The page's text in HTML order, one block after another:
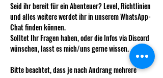
Seid ihr bereit für ein Abenteuer? Level, Richtlinien
und alles weitere werdet ihr in unserem WhatsApp-
Chat finden können.
Solltet Ihr Fragen haben, oder die Infos via Discord
wünschen, lasst es mich/uns gerne wissen.
Bitte beachtet, dass je nach Andrang mehrere